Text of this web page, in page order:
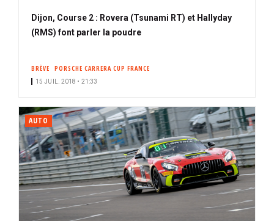
Dijon, Course 2 : Rovera (Tsunami RT) et Hallyday
(RMS) font parler la poudre
BRÈVE PORSCHE CARRERA CUP FRANCE
15 JUIL. 2018 • 21:33
AUTO